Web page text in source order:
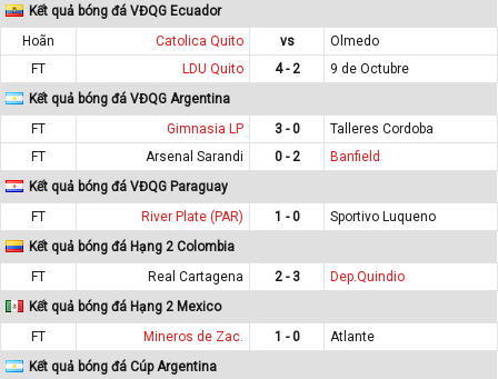
Kết quả bóng đá VĐQG Ecuador
Hoãn
Catolica Quito vs
Olmedo
FT
LDU Quito 4 - 2
9 de Octubre
Kết quả bóng đá VĐQG Argentina
FT
Gimnasia LP 3 - 0
Talleres Cordoba
FT
Arsenal Sarandi 0 - 2
Banfield
Kết quả bóng đá VĐQG Paraguay
FT
River Plate (PAR) 1 - 0
Sportivo Luqueno
Kết quả bóng đá Hạng 2 Colombia
FT
Real Cartagena 2 - 3
Dep.Quindio
Kết quả bóng đá Hạng 2 Mexico
FT
Mineros de Zac. 1 - 0
Atlante
Kết quả bóng đá Cúp Argentina